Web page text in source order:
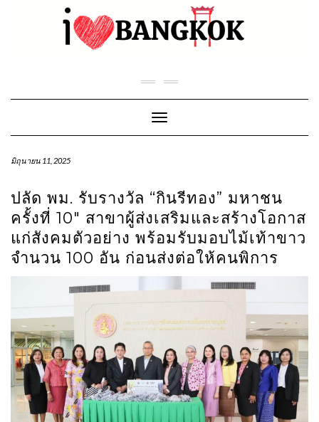
Toggle Navigation
มิถุนายน 11, 2025
ปลัด พม. รับรางวัล “กินรีทอง” มหาชน
ครั้งที่ 10″ สาขาผู้ส่งเสริมและสร้างโอกาส
แก่สังคมตัวอย่าง พร้อมรับมอบไม้เท้าขาว
จำนวน 100 อัน ก่อนส่งต่อให้คนพิการ